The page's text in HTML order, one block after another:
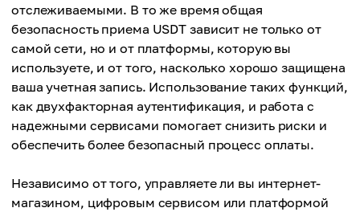
отслеживаемыми. В то же время общая
безопасность приема USDT зависит не только от
самой сети, но и от платформы, которую вы
используете, и от того, насколько хорошо защищена
ваша учетная запись. Использование таких функций,
как двухфакторная аутентификация, и работа с
надежными сервисами помогает снизить риски и
обеспечить более безопасный процесс оплаты.
Независимо от того, управляете ли вы интернет-
магазином, цифровым сервисом или платформой